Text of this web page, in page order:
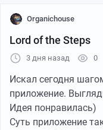
Organichouse
Lord of the Steps
3 дня назад 0
Искал сегодня
приложение.
Идея понравилась)
Суть приложение